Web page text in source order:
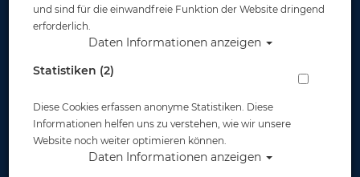
Hier findest du alle unsere SSI Spezial-Kurse. Lerne
mehr zu Themen die dich interessieren!
Sortierung :
und sind für die einwandfreie Funktion der Website dringend
erforderlich.
Daten Informationen anzeigen
Statistiken (2)
Diese Cookies erfassen anonyme Statistiken. Diese
Informationen helfen uns zu verstehen, wie wir unsere
Website noch weiter optimieren können.
Daten Informationen anzeigen